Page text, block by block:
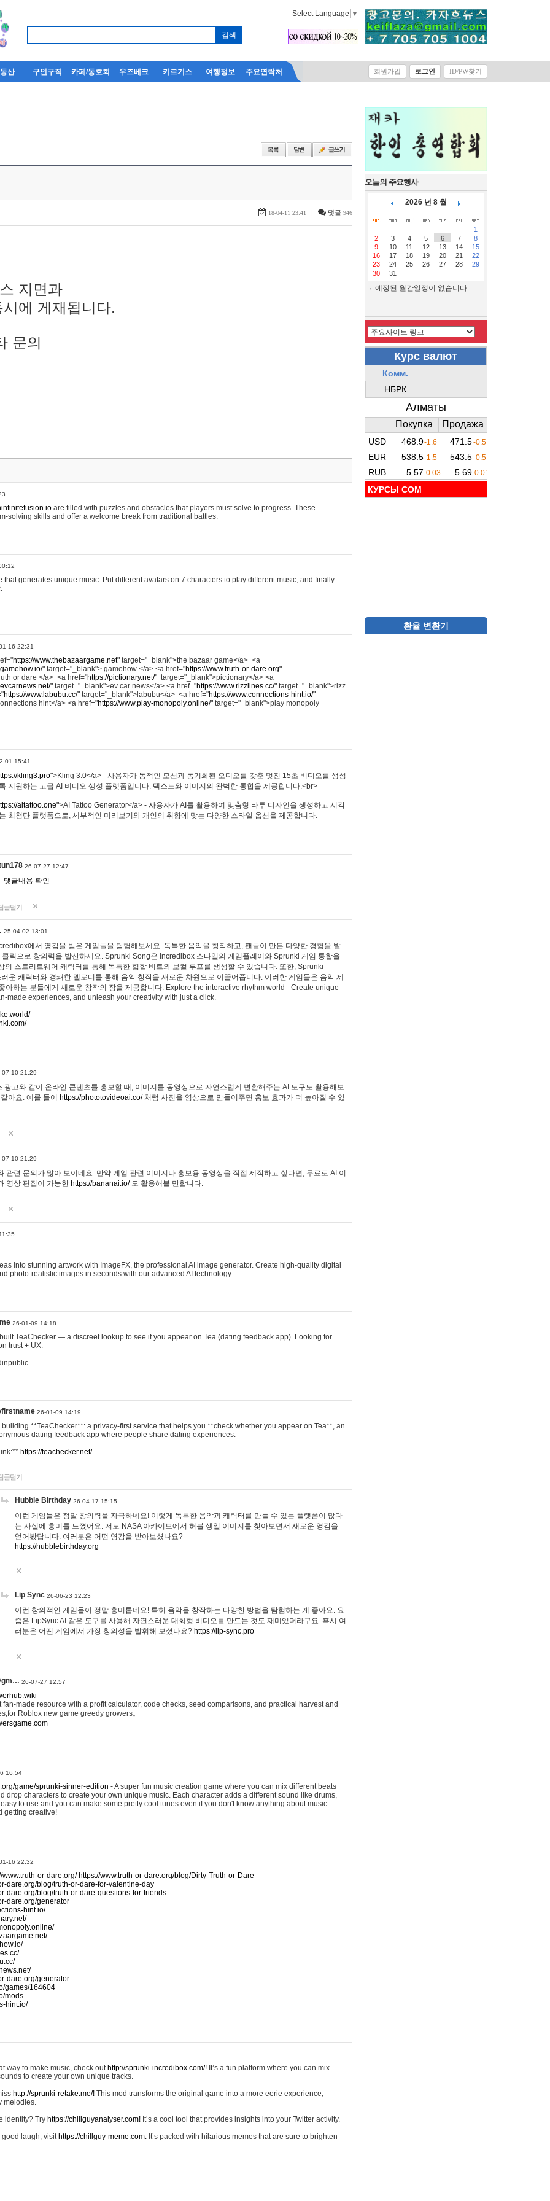
Select Language ▼
산 구인구직 카페/동호회 우즈베크 키르기스 여행정보 주요연락처 회원가입 로그인 ID/PW찾기
18-04-11 23:41 | 댓글 946
지면과
에 게재됩니다.
문의
are filled with puzzles and obstacles that players must solve to progress. These
solving skills and offer a welcome break from traditional battles.
that generates unique music. Put different avatars on 7 characters to play different music, and finally
16 22:31
https://www.thebazaargame.net" target="_blank">the bazaar game</a> <a
" target="_blank"> gamehow </a> <a href="https://www.truth-or-dare.org"
or dare </a> <a href="https://pictionary.net/" target="_blank">pictionary</a> <a
" target="_blank">ev car news</a> <a href="https://www.rizzlines.cc/" target="_blank">rizz
https://www.labubu.cc/" target="_blank">labubu</a> <a href="https://www.connections-hint.io/"
hint</a> <a href="https://www.play-monopoly.online/" target="_blank">play monopoly
01 15:41
kling3.pro">Kling 3.0</a> - 사용자가 동적인 모션과 동기화된 오디오를 갖춘 멋진 15초 비디오를 생성
지원하는 고급 AI 비디오 생성 플랫폼입니다. 텍스트와 이미지의 완벽한 통합을 제공합니다.<br>
aitattoo.one">AI Tattoo Generator</a> - 사용자가 AI를 활용하여 맞춤형 타투 디자인을 생성하고 시각
최첨단 플랫폼으로, 세부적인 미리보기와 개인의 취향에 맞는 다양한 스타일 옵션을 제공합니다.
26-07-27 12:47
댓글내용 확인
글달기
25-04-02 13:01
에서 영감을 받은 게임들을 탐험해보세요. 독특한 음악을 창작하고, 팬들이 만든 다양한 경험을 발
클릭으로 창의력을 발산하세요. Sprunki Song은 Incredibox 스타일의 게임플레이와 Sprunki 게임 통합을
의 스트리트웨어 캐릭터를 통해 독특한 힙합 비트와 보컬 루프를 생성할 수 있습니다. 또한, Sprunki
운 캐릭터와 경쾌한 멜로디를 통해 음악 창작을 새로운 차원으로 이끌어줍니다. 이러한 게임들은 음악 제
아하는 분들에게 새로운 창작의 장을 제공합니다. Explore the interactive rhythm world - Create unique
made experiences, and unleash your creativity with just a click.
07-10 21:29
광고와 같이 온라인 콘텐츠를 홍보할 때, 이미지를 동영상으로 자연스럽게 변환해주는 AI 도구도 활용해보
아요. 예를 들어 https://phototovideoai.co/처럼 사진을 영상으로 만들어주면 홍보 효과가 더 높아질 수 있
07-10 21:29
관련 문의가 많아 보이네요. 만약 게임 관련 이미지나 홍보용 동영상을 직접 제작하고 싶다면, 무료로 AI 이
영상 편집이 가능한 https://bananai.io/도 활용해볼 만합니다.
into stunning artwork with ImageFX, the professional AI image generator. Create high-quality digital
photo-realistic images in seconds with our advanced AI technology.
26-01-09 14:18
TeaChecker — a discreet lookup to see if you appear on Tea (dating feedback app). Looking for
trust + UX.
26-01-09 14:19
building **TeaChecker**: a privacy-first service that helps you **check whether you appear on Tea**, an
dating feedback app where people share dating experiences.
https://teachecker.net/
글달기
Hubble Birthday 26-04-17 15:15
이런 게임들은 정말 창의력을 자극하네요! 이렇게 독특한 음악과 캐릭터를 만들 수 있는 플랫폼이 많다
는 사실에 흥미를 느꼈어요. 저도 NASA 아카이브에서 허블 생일 이미지를 찾아보면서 새로운 영감을
얻어봤답니다. 여러분은 어떤 영감을 받아보셨나요?
https://hubblebirthday.org
Lip Sync 26-06-23 12:23
이런 창의적인 게임들이 정말 흥미롭네요! 특히 음악을 창작하는 다양한 방법을 탐험하는 게 좋아요. 요
즘은 LipSync AI 같은 도구를 사용해 자연스러운 대화형 비디오를 만드는 것도 재미있더라구요. 혹시 여
러분은 어떤 게임에서 가장 창의성을 발휘해 보셨나요? https://lip-sync.pro
26-07-27 12:57
made resource with a profit calculator, code checks, seed comparisons, and practical harvest and
Roblox new game greedy growers。
16:54
game/sprunki-sinner-edition - A super fun music creation game where you can mix different beats
drop characters to create your own unique music. Each character adds a different sound like drums,
to use and you can make some pretty cool tunes even if you don't know anything about music.
getting creative!
16 22:32
www.truth-or-dare.org/ https://www.truth-or-dare.org/blog/Dirty-Truth-or-Dare
dare.org/blog/truth-or-dare-for-valentine-day
dare.org/blog/truth-or-dare-questions-for-friends
dare.org/generator
hint.io/
dare.org/generator
games/164604
mods
hint.io/
way to make music, check out http://sprunki-incredibox.com/! It’s a fun platform where you can mix
to create your own unique tracks.
http://sprunki-retake.me/! This mod transforms the original game into a more eerie experience,
melodies.
identity? Try https://chillguyanalyser.com! It’s a cool tool that provides insights into your Twitter activity.
good laugh, visit https://chillguy-meme.com. It’s packed with hilarious memes that are sure to brighten
오늘의 주요행사
2026 년 8 월
1
2
3 4 5 6 7
8
9
10 11 12 13 14
15
16
17 18 19 20 21
22
23
24 25 26 27 28
29
30
31
예정된 월간일정이 없습니다.
КУРСЫ COM
환율 변환기